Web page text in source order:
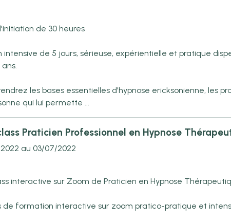
de 30 heures
intensive de 5 jours, sérieuse, expérientielle et pratique
les bases essentielles d'hypnose ericksonienne,
qui lui permette ...
Praticien Professionnel en Hypnose
au 03/07/2022
interactive sur Zoom de Praticien en Hypnose
de formation interactive sur zoom pratico-pratique et